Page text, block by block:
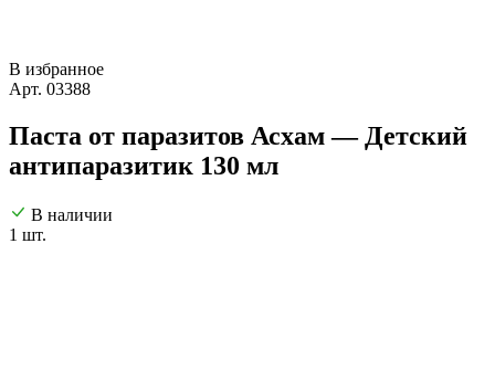
В избранное
Арт. 03388
Паста от паразитов Асхам — Детский
антипаразитик 130 мл
В наличии
1 шт.